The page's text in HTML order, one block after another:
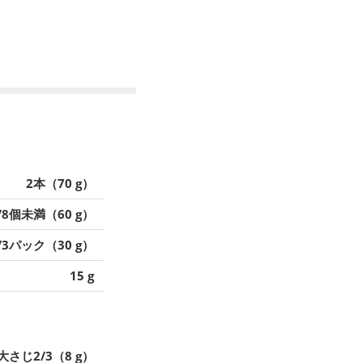
2本（70 g）
個未満（60 g）
パック（30 g）
15 g
さじ2/3（8 g）